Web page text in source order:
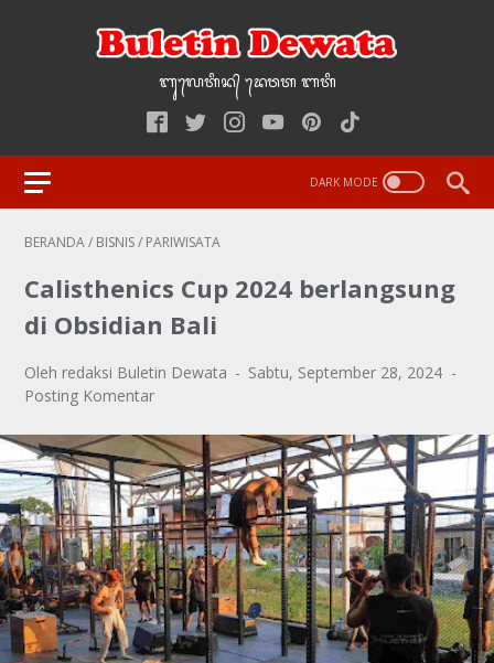
ᬩᬸ᭢ᬮᬢᬶᬦ᭄‌ ᭢ᬤᬯᬢ‌‌‌ ᬩᬢᬶ
BERANDA/ BISNIS/ PARIWISATA
Calisthenics Cup 2024 berlangsung
di Obsidian Bali
Oleh redaksi Buletin Dewata
Sabtu, September 28, 2024
Posting Komentar